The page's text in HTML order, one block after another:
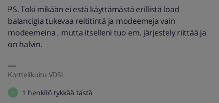
PS. Toki mikään ei estä käyttämästä erillistä load
balancigia tukevaa reititintä ja modeemeja vain
modeemeina , mutta itselleni tuo em. järjestely riittää ja
on halvin.
Korttelikuitu VDSL
D 1 henkilö tykkää tästä